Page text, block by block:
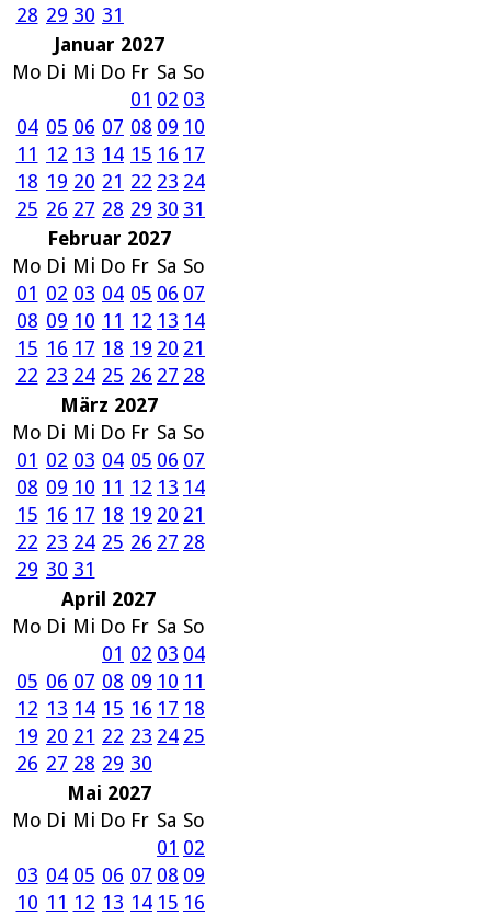
28 29 30 31
Januar 2027
Mo Di Mi Do Fr Sa So
01 02 03
04 05 06 07 08 09 10
11 12 13 14 15 16 17
18 19 20 21 22 23 24
25 26 27 28 29 30 31
Februar 2027
Mo Di Mi Do Fr Sa So
01 02 03 04 05 06 07
08 09 10 11 12 13 14
15 16 17 18 19 20 21
22 23 24 25 26 27 28
März 2027
Mo Di Mi Do Fr Sa So
01 02 03 04 05 06 07
08 09 10 11 12 13 14
15 16 17 18 19 20 21
22 23 24 25 26 27 28
29 30 31
April 2027
Mo Di Mi Do Fr Sa So
01 02 03 04
05 06 07 08 09 10 11
12 13 14 15 16 17 18
19 20 21 22 23 24 25
26 27 28 29 30
Mai 2027
Mo Di Mi Do Fr Sa So
01 02
03 04 05 06 07 08 09
10 11 12 13 14 15 16